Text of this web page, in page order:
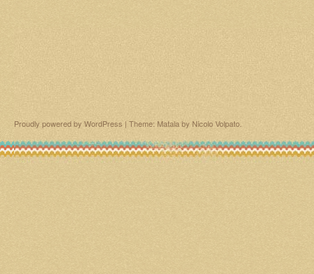
Proudly powered by WordPress | Theme: Matala by Nicolo Volpato